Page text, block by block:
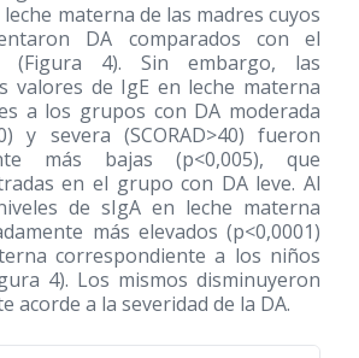
materna de las madres cuyos
DA comparados con el
(Figura 4). Sin embargo, las
valores de IgE en leche materna
a los grupos con DA moderada
y severa (SCORAD>40) fueron
más bajas (p<0,005), que
en el grupo con DA leve. Al
de sIgA en leche materna
más elevados (p<0,0001)
correspondiente a los niños
4). Los mismos disminuyeron
acorde a la severidad de la DA.